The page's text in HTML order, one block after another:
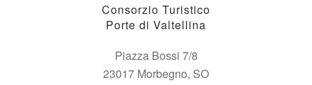
Consorzio Turistico
Porte di Valtellina
Piazza Bossi 7/8
23017 Morbegno, SO